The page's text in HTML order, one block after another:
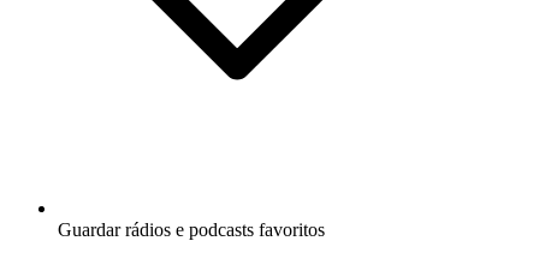
Guardar rádios e podcasts favoritos